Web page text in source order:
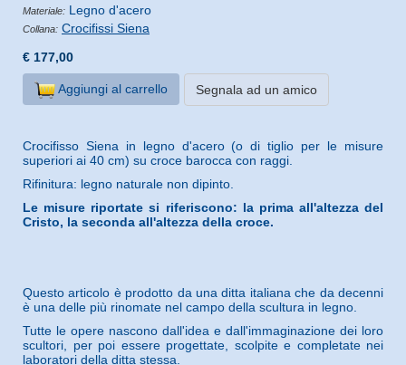
Materiale: Legno d'acero
Collana: Crocifissi Siena
€ 177,00
Aggiungi al carrello Segnala ad un amico
Crocifisso Siena in legno d'acero (o di tiglio per le misure
superiori ai 40 cm) su croce barocca con raggi.
Rifinitura: legno naturale non dipinto.
Le misure riportate si riferiscono: la prima all'altezza del
Cristo, la seconda all'altezza della croce.
Questo articolo è prodotto da una ditta italiana che da decenni
è una delle più rinomate nel campo della scultura in legno.
Tutte le opere nascono dall'idea e dall'immaginazione dei loro
scultori, per poi essere progettate, scolpite e completate nei
laboratori della ditta stessa.